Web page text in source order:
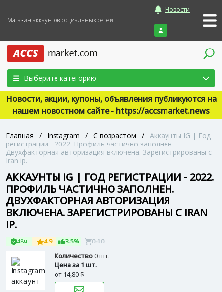
Магазин аккаунтов социальных сетей
Новости
Войти
Выберите категорию
Новости, акции, купоны, объявления публикуются на
нашем новостном сайте - https://accsmarket.news
Главная / Instagram / С возрастом / Аккаунты IG | Год
регистрации - 2022. Профиль частично заполнен.
Двухфакторная авторизация включена. Зарегистрированы с
Iran ip.
АККАУНТЫ IG | ГОД РЕГИСТРАЦИИ - 2022.
ПРОФИЛЬ ЧАСТИЧНО ЗАПОЛНЕН.
ДВУХФАКТОРНАЯ АВТОРИЗАЦИЯ
ВКЛЮЧЕНА. ЗАРЕГИСТРИРОВАНЫ С IRAN
IP.
48ч 4.9 3.5% 0-10
Количество0 шт.
Цена за 1 шт.
от 14,80 $